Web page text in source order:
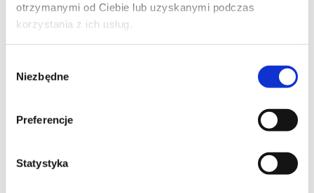
otrzymanymi od Ciebie lub uzyskanymi podczas
korzystania z ich usług.
zgody
Niezbędne
Preferencje
Statystyka
kontakt@czerwonaszpilka.pl